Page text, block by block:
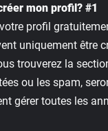
mon profil? #1
profil
uniquement être
trouverez la
ou les spam,
gérer toutes les